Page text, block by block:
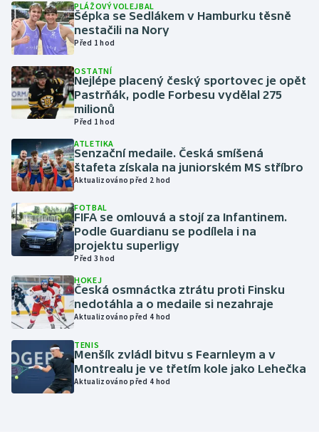
Gymnastika
Házená
Jezdectví
Judo
Krasobruslení
Lezení
Lyže a snowboard
Moderní pětiboj
Motorsport
Olympijské hry
Parasport
Plavání
PLÁŽOVÝ VOLEJBAL
Šépka se Sedlákem v Hamburku těsně
nestačili na Nory
Před 1 hod
OSTATNÍ
Nejlépe placený český sportovec je opět
Pastrňák, podle Forbesu vydělal 275
milionů
Před 1 hod
ATLETIKA
Senzační medaile. Česká smíšená
štafeta získala na juniorském MS stříbro
Aktualizováno před 2 hod
FOTBAL
FIFA se omlouvá a stojí za Infantinem.
Podle Guardianu se podílela i na
projektu superligy
Před 3 hod
HOKEJ
Česká osmnáctka ztrátu proti Finsku
nedotáhla a o medaile si nezahraje
Aktualizováno před 4 hod
TENIS
Menšík zvládl bitvu s Fearnleym a v
Montrealu je ve třetím kole jako Lehečka
Aktualizováno před 4 hod